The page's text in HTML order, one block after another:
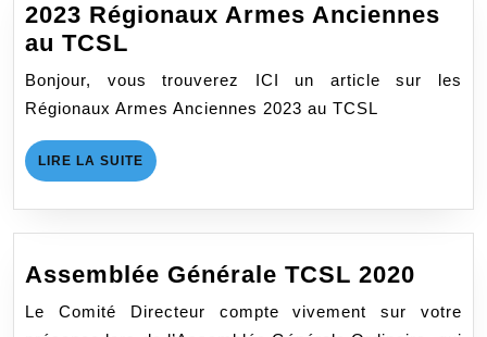
2023 Régionaux Armes Anciennes
au TCSL
Régionaux
Armes
au
TCSL
Bonjour, vous trouverez ICI un article sur les
Régionaux Armes Anciennes 2023 au TCSL
LIRE LA SUITE LIRE
LA
Assemblée Générale TCSL 2020
TCSL
Le Comité Directeur compte vivement sur votre